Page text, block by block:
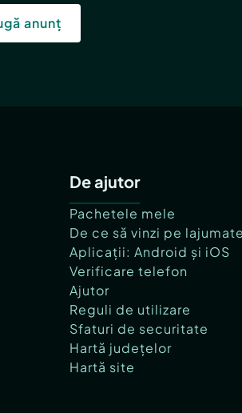
anunț
De ajutor
Pachetele mele
De ce să vinzi pe
Aplicații: Android și iOS
Verificare telefon
Ajutor
Reguli de utilizare
Sfaturi de securitate
Hartă județelor
Hartă site